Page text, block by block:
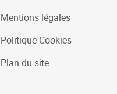
Mentions légales
Politique Cookies
Plan du site